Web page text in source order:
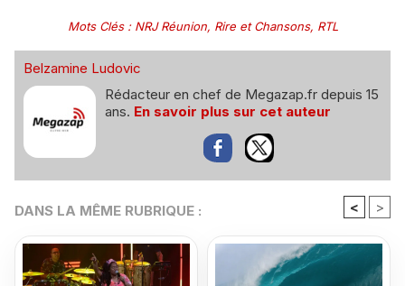
Mots Clés: NRJ Réunion, Rire et Chansons, RTL
Belzamine Ludovic
Rédacteur en chef de Megazap.fr depuis 15
ans. En savoir plus sur cet auteur
DANS LA MÊME RUBRIQUE : < >